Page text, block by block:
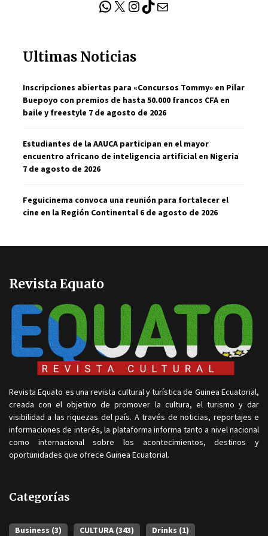
WhatsApp
X Instagram
TikTokCorreo electrónico
Ultimas Noticias
Inscripciones abiertas para «Concursos Tommy» en Pilar
Buepoyo con premios de hasta 50.000 francos CFA en
baile y freestyle 7 de agosto de 2026
Estudiantes de la AAUCA participan en el mayor
encuentro africano de inteligencia artificial en Nigeria
7 de agosto de 2026
Feguicinema convoca una reunión para fortalecer el
cine en la Región Continental 6 de agosto de 2026
Revista Equato
Revista Equato es una revista cultural y turística de Guinea Ecuatorial,
creada con el objetivo de promover la cultura, el turismo y dar
visibilidad a las riquezas del país. A través de noticias, reportajes e
informaciones de interés, la plataforma informa tanto a nivel nacional
como internacional sobre los acontecimientos, destinos y
oportunidades que ofrece Guinea Ecuatorial.
Categorías
Business (3) CULTURA (343) Drinks (1)